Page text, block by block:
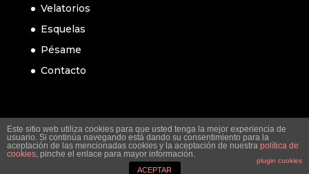
Velatorios
Esquelas
Pésame
Contacto
Este sitio web utiliza cookies para que usted tenga la mejor experiencia de
usuario. Si continúa navegando está dando su consentimiento para la
aceptación de las mencionadas cookies y la aceptación de nuestra política de
cookies, pinche el enlace para mayor información.
plugin cookies
ACEPTAR